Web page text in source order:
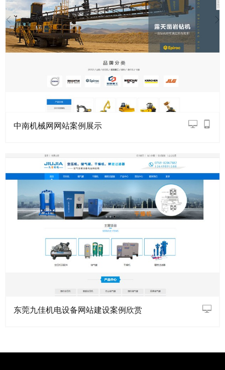
中南机械网网站案例展示
东莞九佳机电设备网站建设案例欣赏